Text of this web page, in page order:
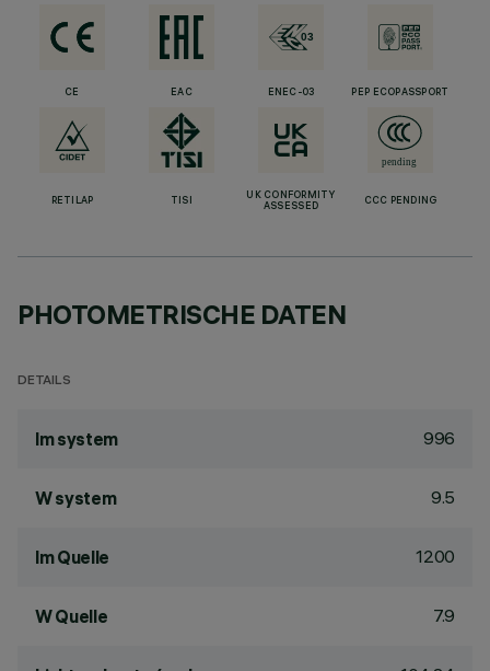
CE EAC ENEC-03 PEP ECOPASSPORT
RETILAP TISI
UK CONFORMITY
ASSESSED
CCC PENDING
PHOTOMETRISCHE DATEN
DETAILS
lm system 996
W system 9.5
lm Quelle 1200
W Quelle 7.9